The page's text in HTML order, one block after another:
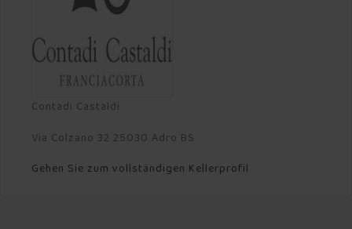
Contadi Castaldi
Via Colzano 32 25030 Adro BS
Gehen Sie zum vollständigen Kellerprofil